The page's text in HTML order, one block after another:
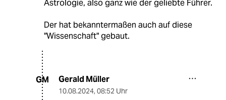
Astrologie, also ganz wie der geliebte Führer.
Der hat bekanntermaßen auch auf diese
"Wissenschaft" gebaut.
GM Gerald Müller
10.08.2024, 08:52 Uhr